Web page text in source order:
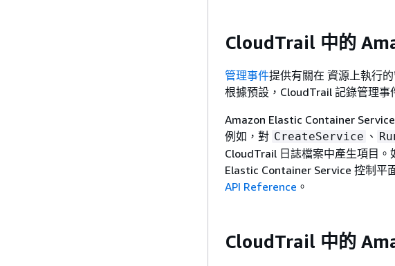
CloudTrail 中的
管理事件提供有關在 資源上執行
根據預設，CloudTrail 記錄管理事
Amazon Elastic Container
例如，對 CreateService 、
CloudTrail 日誌檔案中產生項目。
Elastic Container Service 控制平
API Reference 。
CloudTrail 中的